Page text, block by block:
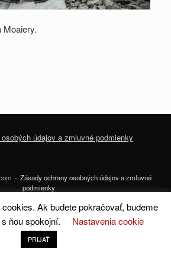
Moaiery.
údajov a zmluvné podmienky
Zásady ochrany osobných údajov a zmluvné
podmienky
ASiteOriginTheme
Ak budete pokračovať, budeme
ňou spokojní.
Nastavenia cookie
PRIJAŤ